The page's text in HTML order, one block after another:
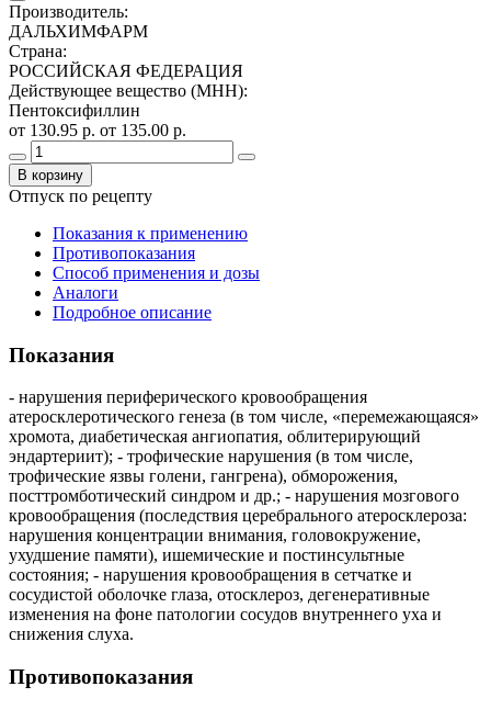
Производитель:
ДАЛЬХИМФАРМ
Страна:
РОССИЙСКАЯ ФЕДЕРАЦИЯ
Действующее вещество (МНН):
Пентоксифиллин
от 130.95 р. от 135.00 р.
В корзину
Отпуск по рецепту
Показания к применению
Противопоказания
Способ применения и дозы
Аналоги
Подробное описание
Показания
- нарушения периферического кровообращения
атеросклеротического генеза (в том числе, «перемежающаяся»
хромота, диабетическая ангиопатия, облитерирующий
эндартериит); - трофические нарушения (в том числе,
трофические язвы голени, гангрена), обморожения,
посттромботический синдром и др.; - нарушения мозгового
кровообращения (последствия церебрального атеросклероза:
нарушения концентрации внимания, головокружение,
ухудшение памяти), ишемические и постинсультные
состояния; - нарушения кровообращения в сетчатке и
сосудистой оболочке глаза, отосклероз, дегенеративные
изменения на фоне патологии сосудов внутреннего уха и
снижения слуха.
Противопоказания